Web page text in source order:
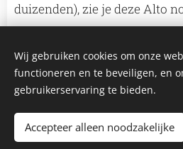
duizenden), zie je deze Alto
Klik hier voor vervolg en
Wij gebruiken cookies om onze
functioneren en te beveiligen, en
gebruikerservaring te bieden.
Accepteer alleen noodzakelijke